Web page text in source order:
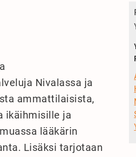
Nivalassa ja
ammattilaisista,
ikäihmisille ja
lääkärin
Lisäksi tarjotaan